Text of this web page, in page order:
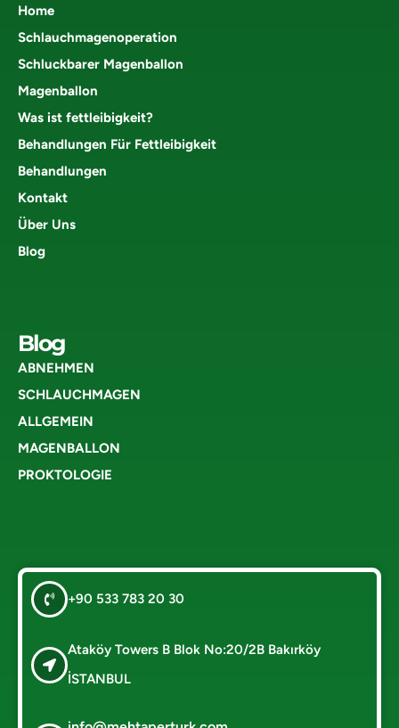
Home
Schlauchmagenoperation
Schluckbarer Magenballon
Magenballon
Was ist fettleibigkeit?
Behandlungen Für Fettleibigkeit
Behandlungen
Kontakt
Über Uns
Blog
Blog
ABNEHMEN
SCHLAUCHMAGEN
ALLGEMEIN
MAGENBALLON
PROKTOLOGIE
+90 533 783 20 30
Ataköy Towers B Blok No:20/2B Bakırköy
İSTANBUL